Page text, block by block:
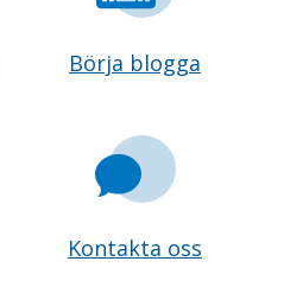
Börja blogga
Kontakta oss